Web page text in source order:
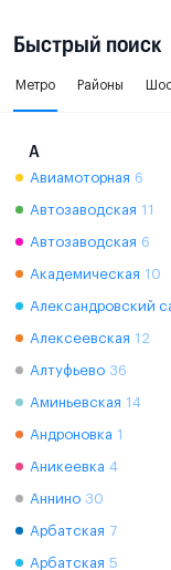
Быстрый поиск
Метро Районы
А
Авиамоторная 6
Автозаводская 11
Автозаводская 6
Академическая 10
Александровский
Алексеевская 12
Алтуфьево 36
Аминьевская 14
Андроновка 1
Аникеевка 4
Аннино 30
Арбатская 7
Арбатская 5